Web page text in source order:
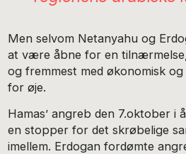
Men selvom Netanyahu og
at være åbne for en
og fremmest med økonomisk
for øje.
Hamas’ angreb den 7.oktober i
en stopper for det skrøbelige
imellem. Erdogan fordømte